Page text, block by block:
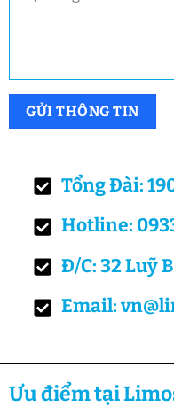
Tổng Đài:
Hotline:
Đ/C: 32 Luỹ
Email:
Ưu điểm tại